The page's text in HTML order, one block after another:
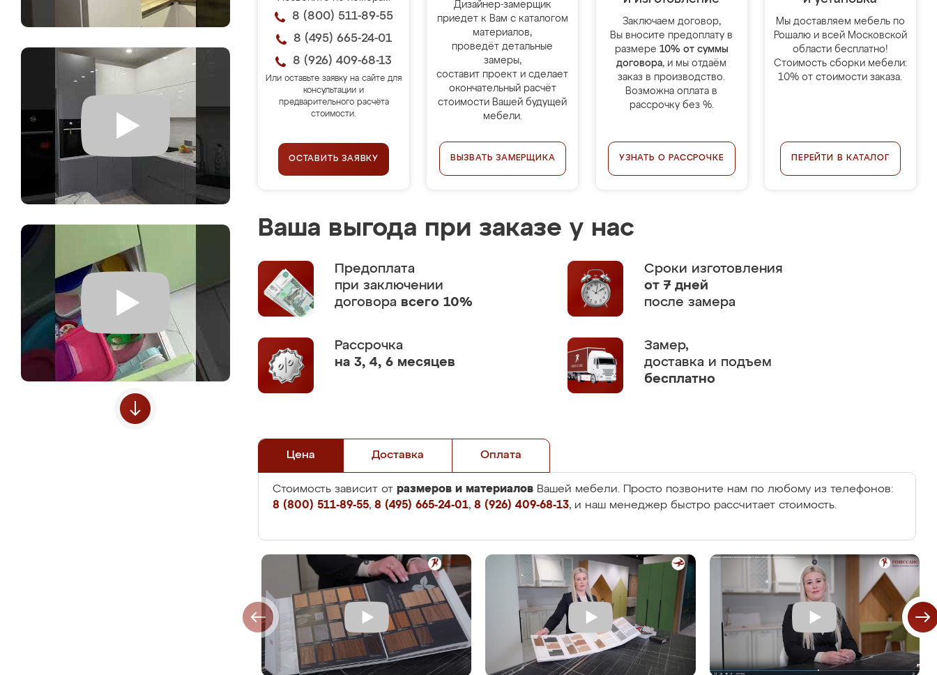
8 (800) 511-89-55
8 (495) 665-24-01
8 (926) 409-68-13
Или оставьте заявку на сайте для
консультации и
предварительного расчёта
стоимости.
ОСТАВИТЬ ЗАЯВКУ
Дизайнер-замерщик
приедет к Вам с каталогом
материалов,
проведёт детальные
замеры,
составит проект и сделает
окончательный расчёт
стоимости Вашей будущей
мебели.
ВЫЗВАТЬ ЗАМЕРЩИКА
Заключаем договор,
Вы вносите предоплату в
размере 10% от суммы
договора, и мы отдаём
заказ в производство.
Возможна оплата в
рассрочку без %.
УЗНАТЬ О РАССРОЧКЕ
Мы доставляем мебель по
Рошалю и всей Московской
области бесплатно!
Стоимость сборки мебели:
10% от стоимости заказа.
ПЕРЕЙТИ В КАТАЛОГ
Ваша выгода при заказе у нас
Предоплата
при заключении
договора всего 10%
Сроки изготовления
от 7 дней
после замера
Рассрочка
на 3, 4, 6 месяцев
Замер,
доставка и подъем
бесплатно
Цена Доставка Оплата
Стоимость зависит от размеров и материалов Вашей мебели. Просто позвоните нам по любому из телефонов:
8 (800) 511-89-55, 8 (495) 665-24-01, 8 (926) 409-68-13, и наш менеджер быстро рассчитает стоимость.